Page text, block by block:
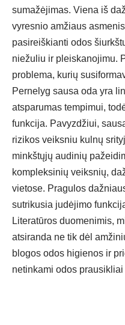
sumažėjimas. Viena iš
vyresnio amžiaus
pasireiškianti odos
niežuliu ir pleiskanojimu.
problema, kurių
Pernelyg sausa oda yra
atsparumas tempimui,
funkcija. Pavyzdžiui,
rizikos veiksniu kulnų
minkštųjų audinių
kompleksinių veiksnių,
vietose. Pragulos
sutrikusia judėjimo
Literatūros duomenimis,
atsiranda ne tik dėl
blogos odos higienos ir
netinkami odos